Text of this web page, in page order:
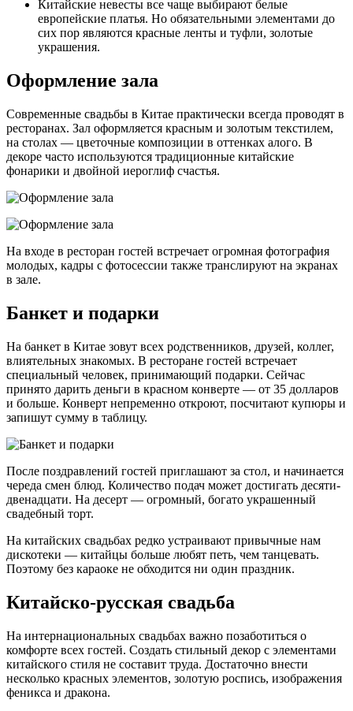
Китайские невесты все чаще выбирают белые
европейские платья. Но обязательными элементами до
сих пор являются красные ленты и туфли, золотые
украшения.
Оформление зала
Современные свадьбы в Китае практически всегда проводят в
ресторанах. Зал оформляется красным и золотым текстилем,
на столах — цветочные композиции в оттенках алого. В
декоре часто используются традиционные китайские
фонарики и двойной иероглиф счастья.
На входе в ресторан гостей встречает огромная фотография
молодых, кадры с фотосессии также транслируют на экранах
в зале.
Банкет и подарки
На банкет в Китае зовут всех родственников, друзей, коллег,
влиятельных знакомых. В ресторане гостей встречает
специальный человек, принимающий подарки. Сейчас
принято дарить деньги в красном конверте — от 35 долларов
и больше. Конверт непременно откроют, посчитают купюры и
запишут сумму в таблицу.
После поздравлений гостей приглашают за стол, и начинается
череда смен блюд. Количество подач может достигать десяти-
двенадцати. На десерт — огромный, богато украшенный
свадебный торт.
На китайских свадьбах редко устраивают привычные нам
дискотеки — китайцы больше любят петь, чем танцевать.
Поэтому без караоке не обходится ни один праздник.
Китайско-русская свадьба
На интернациональных свадьбах важно позаботиться о
комфорте всех гостей. Создать стильный декор с элементами
китайского стиля не составит труда. Достаточно внести
несколько красных элементов, золотую роспись, изображения
феникса и дракона.